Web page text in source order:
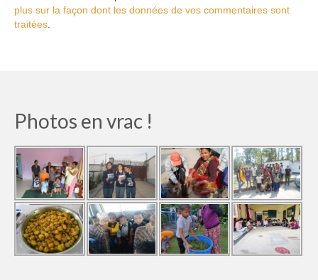
plus sur la façon dont les données de vos commentaires sont
traitées
Photos en vrac !